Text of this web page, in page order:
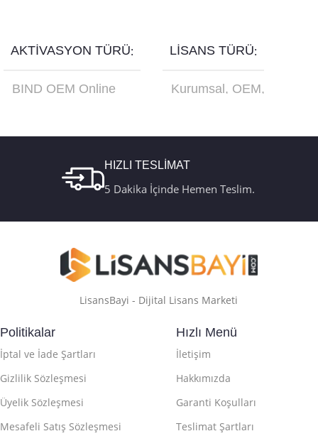
AKTIVASYON TÜRÜ
BIND OEM Online
LISANS TÜRÜ
Kurumsal , OEM,
HIZLI TESLİMAT
5 Dakika İçinde Hemen Teslim.
LisansBayi - Dijital Lisans Marketi
Politikalar
İptal ve İade Şartları
Gizlilik Sözleşmesi
Üyelik Sözleşmesi
Mesafeli Satış Sözleşmesi
Hızlı Menü
İletişim
Hakkımızda
Garanti Koşulları
Teslimat Şartları